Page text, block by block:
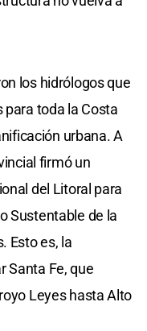
los hidrólogos que
toda la Costa
urbana. A
firmó un
del Litoral para
Sustentable de la
Esto es, la
Santa Fe, que
Leyes hasta Alto